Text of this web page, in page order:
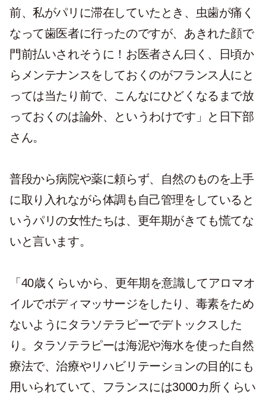
前、私がパリに滞在していたとき、虫歯が痛く
なって歯医者に行ったのですが、あきれた顔で
門前払いされそうに！お医者さん曰く、日頃か
らメンテナンスをしておくのがフランス人にと
っては当たり前で、こんなにひどくなるまで放
っておくのは論外、というわけです」と日下部
さん。
普段から病院や薬に頼らず、自然のものを上手
に取り入れながら体調も自己管理をしていると
いうパリの女性たちは、更年期がきても慌てな
いと言います。
「40歳くらいから、更年期を意識してアロマオ
イルでボディマッサージをしたり、毒素をため
ないようにタラソテラピーでデトックスした
り。タラソテラピーは海泥や海水を使った自然
療法で、治療やリハビリテーションの目的にも
用いられていて、フランスには3000カ所くらい